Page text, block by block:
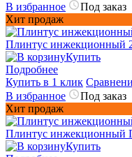
В избранное
Под заказ
Хит продаж
Плинтус инжекционный
Купить
Подробнее
Купить в 1 клик
В избранное
Под заказ
Хит продаж
Плинтус инжекционный
Купить